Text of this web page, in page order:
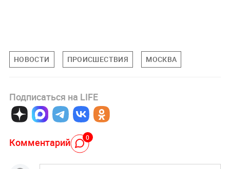
НОВОСТИ ПРОИСШЕСТВИЯ МОСКВА
Подписаться на LIFE
Комментарий 0